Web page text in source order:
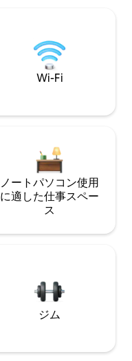
Wi-Fi
ノートパソコン使用
に適した仕事スペー
ス
ジム